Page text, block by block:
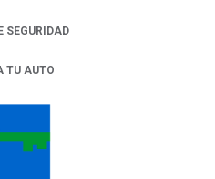
SEGURIDAD
TU AUTO
IN A NEW TAB.